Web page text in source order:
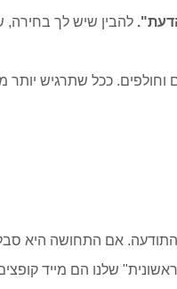
להבין שיש לך בחירה,
ככל שתרגיש יותר
שלנו הם מייד